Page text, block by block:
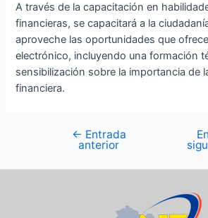
A través de la capacitación en
financieras, se capacitará a la
aproveche las oportunidades que
electrónico, incluyendo una formación
sensibilización sobre la importancia de
financiera.
← Entrada
anterior